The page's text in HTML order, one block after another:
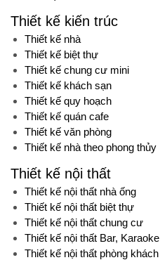
Thiết kế kiến trúc
Thiết kế nhà
Thiết kế biệt thự
Thiết kế chung cư mini
Thiết kế khách sạn
Thiết kế quy hoạch
Thiết kế quán cafe
Thiết kế văn phòng
Thiết kế nhà theo phong thủy
Thiết kế nội thất
Thiết kế nội thất nhà ống
Thiết kế nội thất biệt thự
Thiết kế nội thất chung cư
Thiết kế nội thất Bar, Karaoke
Thiết kế nội thất phòng khách